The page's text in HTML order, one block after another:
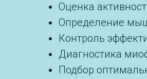
Оценка
Определение
Контроль
Диагностика
Подбор